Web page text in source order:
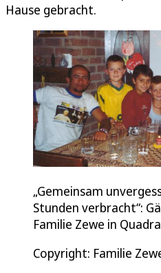
Hause gebracht.
„Gemeinsam
Stunden verbracht“:
Familie Zewe in
Copyright: Familie